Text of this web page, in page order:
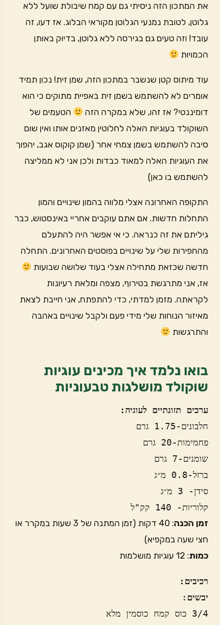
את המתכון הזה ניסיתי גם עם קמח שיבולת שועל ללא
גלוטן, לטובת נמנעי הגלוטן מקוראי הבלוג. אז דעו, זה
עובד! וזה טעים גם בגירסה ללא גלוטן, בדיוק באותן
הכמויות
עוד מיתוס קטן שנשבר במתכון הזה, שמן זית! נכון תמיד
אומרים לא להשתמש בשמן זית באפיית מתוקים כי הוא
דומיננטי? אז זהו, שלא במקרה הזה
הטעמים של
השוקולד בעוגיות האלה לחלוטין מאזנים אותו ואין שום
סיבה להשתמש בשמן צמחי אחר (שמן קוקוס אגב, יהפוך
את העוגיות האלה למאוד כבדות ולכן אני לא ממליצה
להשתמש בו כאן)
התקופה האחרונה אצלי מלווה בהמון שינויים והמון
התחלות חדשות. אם אתם עוקבים אחריי באינסטוש, כבר
גיליתם את זה כנראה. כי אי אפשר היה להתעלם
מהחפירות שלי על שינויים בפוסטים האחרונים. התחלה
חדשה שכזאת מתחילה אצלי בעוד שלושה שבועות
אז, אני מתרגשת בטירוף, מצפה ומלאת רעיונות
לקראתה. מזמן למדתי, כדי להתפתח, אני חייבת לצאת
מאיזור הנוחות שלי מידי פעם ולקבל שינויים באהבה
והתרגשות
בואו נלמד איך מכינים עוגיות
שוקולד מושלגות טבעוניות
ערכים תזונתיים לעוגיה:
חלבונים-1.75 גרם
פחמימות-20 גרם
שומנים-7 גרם
ברזל-0.8 מ״ג
סידן- 3 מ״ג
קלוריות- 140 קק"ל
זמן הכנה
: 40 דקות (זמן המתנה של 3 שעות במקרר או
חצי שעה במקפיא)
כמות: 12 עוגיות מושלמות
רכיבים:
יבשים